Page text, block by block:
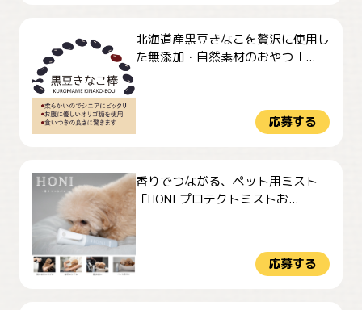
北海道産黒豆きなこを贅沢に使用し
た無添加・自然素材のおやつ「...
応募する
香りでつながる、ペット用ミスト
「HONI プロテクトミストお...
応募する